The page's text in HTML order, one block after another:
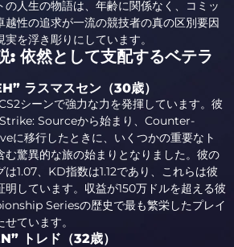
人生の物語は、年齢に関係なく、コミッ
越性の追求が一流の競技者の真の区別要因
を浮き彫りにしています。
: 依然として支配するベテラ
ラスマスセン（30歳）
シーンで強力な力を発揮しています。彼
Sourceから始まり、Counter-
移行したときに、いくつかの重要なト
む驚異的な旅の始まりとなりました。彼の
1.07、KD指数は1.12であり、これらは彼
しています。収益が150万ドルを超える彼
Seriesの歴史で最も繁栄したプレイ
ています。
トレド（32歳）